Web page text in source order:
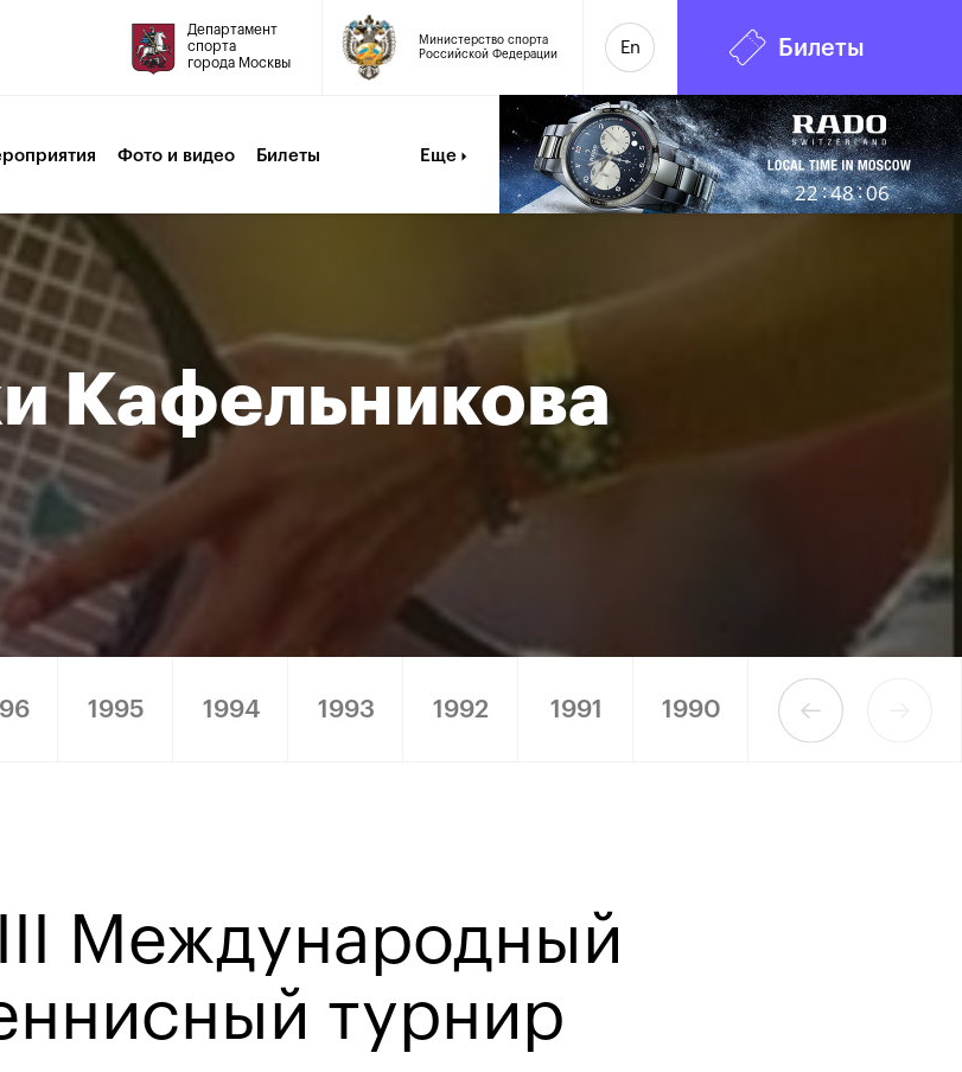
Министерство спорта
Российской Федерации
Департамент
спорта
города Москвы
En Билеты
Фото и видео Билеты Еще
7
22:48:07
Кафельникова
1995 1994 1993 1992 1991 1990
Международный
турнир